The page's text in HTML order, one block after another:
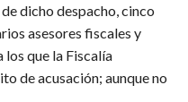
dicho despacho, cinco
asesores fiscales y
que la Fiscalía
de acusación; aunque no